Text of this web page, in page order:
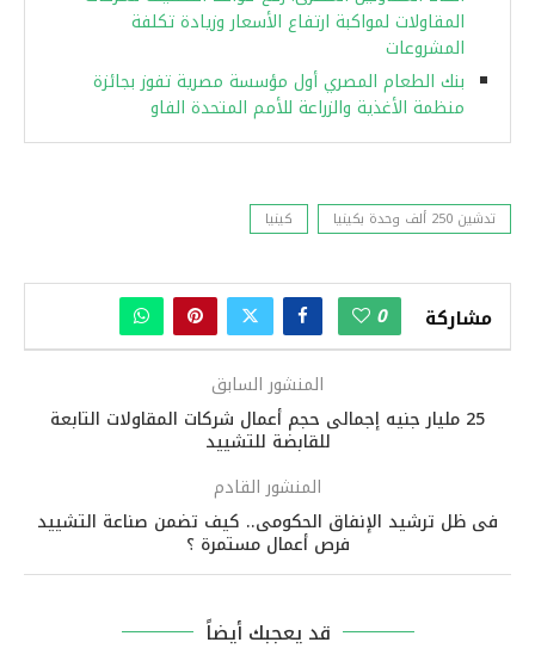
المقاولات لمواكبة ارتفاع الأسعار وزيادة تكلفة
المشروعات
بنك الطعام المصري أول مؤسسة مصرية تفوز بجائزة
منظمة الأغذية والزراعة للأمم المتحدة الفاو
تدشين 250 ألف وحدة بكينيا كينيا
مشاركة 0
المنشور السابق
25 مليار جنيه إجمالى حجم أعمال شركات المقاولات التابعة
للقابضة للتشييد
المنشور القادم
فى ظل ترشيد الإنفاق الحكومى.. كيف تضمن صناعة التشييد
فرص أعمال مستمرة ؟
قد يعجبك أيضاً